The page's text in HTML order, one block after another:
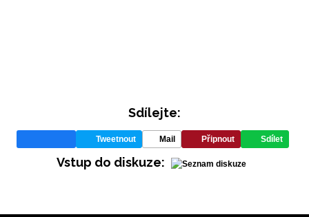
INFORMACE
Sdílejte:
Tweetnout Mail Připnout Sdílet
Vstup do diskuze: